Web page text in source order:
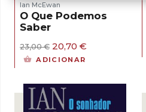
Ian McEwan
O Que Podemos
Saber
23,00€ O
preço
23,00 €.
20,70 €
20,70 €.
ADICIONAR